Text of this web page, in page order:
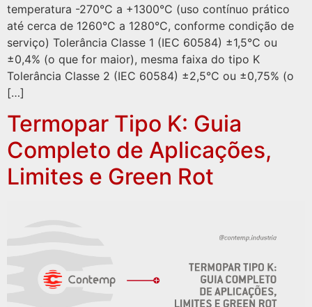
temperatura -270°C a +1300°C (uso contínuo prático
até cerca de 1260°C a 1280°C, conforme condição de
serviço) Tolerância Classe 1 (IEC 60584) ±1,5°C ou
±0,4% (o que for maior), mesma faixa do tipo K
Tolerância Classe 2 (IEC 60584) ±2,5°C ou ±0,75% (o
[…]
Termopar Tipo K: Guia
Completo de Aplicações,
Limites e Green Rot